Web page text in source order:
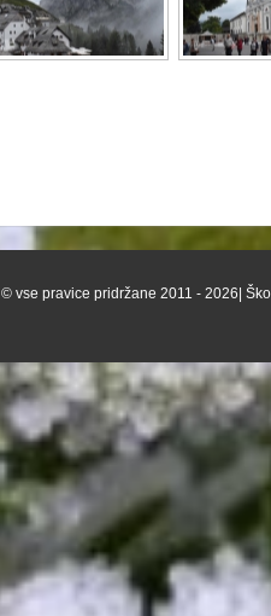
© vse pravice pridržane 2011 - 2026|